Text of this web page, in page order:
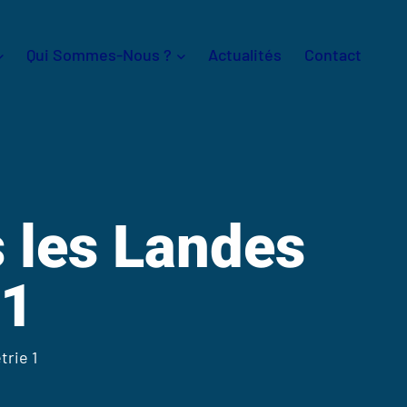
Qui Sommes-Nous ? Actualités Contact
les Landes
1